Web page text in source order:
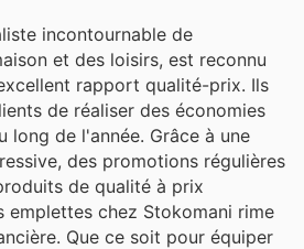
incontournable de
et des loisirs, est reconnu
rapport qualité-prix. Ils
de réaliser des économies
long de l'année. Grâce à une
des promotions régulières
de qualité à prix
emplettes chez Stokomani rime
Que ce soit pour équiper